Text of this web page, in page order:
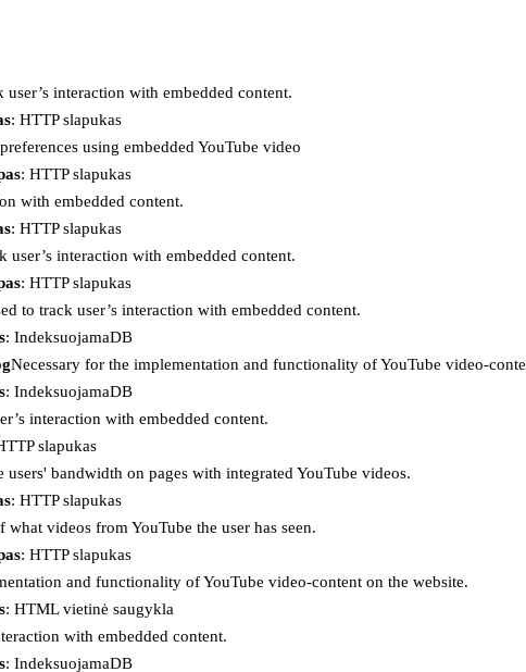
user’s interaction with embedded content.
: HTTP slapukas
using embedded YouTube video
: HTTP slapukas
with embedded content.
: HTTP slapukas
user’s interaction with embedded content.
: HTTP slapukas
to track user’s interaction with embedded content.
: IndeksuojamaDB
Necessary for the implementation and functionality of YouTube video-
: IndeksuojamaDB
interaction with embedded content.
slapukas
users' bandwidth on pages with integrated YouTube videos.
: HTTP slapukas
videos from YouTube the user has seen.
: HTTP slapukas
and functionality of YouTube video-content on the website.
: HTML vietinė saugykla
with embedded content.
: IndeksuojamaDB